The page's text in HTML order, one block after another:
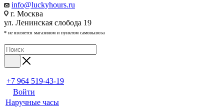
info@luckyhours.ru
г. Москва
ул. Ленинская слобода 19
* не является магазином и пунктом самовывоза
+7 964 519-43-19
Войти
Наручные часы